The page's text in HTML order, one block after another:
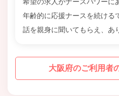
年齢的に応援ナースを続ける
話を親身に聞いてもらえ、あ
大阪府のご利用者